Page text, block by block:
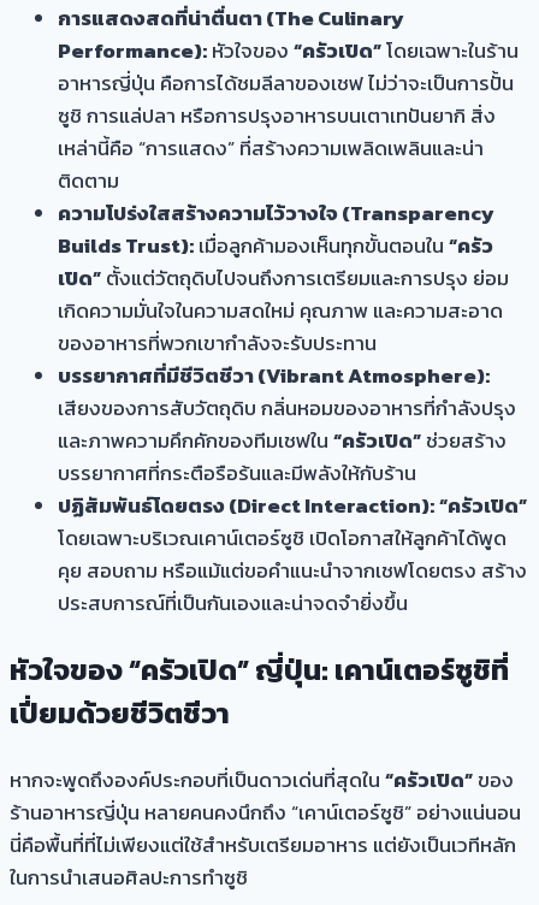
การแสดงสดที่น่าตื่นตา (The Culinary
Performance):หัวใจของ“ครัวเปิด”โดยเฉพาะในร้าน
อาหารญี่ปุ่น คือการได้ชมลีลาของเชฟ ไม่ว่าจะเป็นการปั้น
ซูชิ การแล่ปลา หรือการปรุงอาหารบนเตาเทปันยากิ สิ่ง
เหล่านี้คือ “การแสดง” ที่สร้างความเพลิดเพลินและน่า
ติดตาม
ความโปร่งใสสร้างความไว้วางใจ (Transparency
Builds Trust):เมื่อลูกค้ามองเห็นทุกขั้นตอนใน“ครัว
เปิด”ตั้งแต่วัตถุดิบไปจนถึงการเตรียมและการปรุง ย่อม
เกิดความมั่นใจในความสดใหม่ คุณภาพ และความสะอาด
ของอาหารที่พวกเขากำลังจะรับประทาน
บรรยากาศที่มีชีวิตชีวา (Vibrant Atmosphere):
เสียงของการสับวัตถุดิบ กลิ่นหอมของอาหารที่กำลังปรุง
และภาพความคึกคักของทีมเชฟใน“ครัวเปิด”ช่วยสร้าง
บรรยากาศที่กระตือรือร้นและมีพลังให้กับร้าน
ปฏิสัมพันธ์โดยตรง (Direct Interaction):“ครัวเปิด”
โดยเฉพาะบริเวณเคาน์เตอร์ซูชิ เปิดโอกาสให้ลูกค้าได้พูด
คุย สอบถาม หรือแม้แต่ขอคำแนะนำจากเชฟโดยตรง สร้าง
ประสบการณ์ที่เป็นกันเองและน่าจดจำยิ่งขึ้น
หัวใจของ “ครัวเปิด” ญี่ปุ่น: เคาน์เตอร์ซูชิที่
เปี่ยมด้วยชีวิตชีวา
หากจะพูดถึงองค์ประกอบที่เป็นดาวเด่นที่สุดใน“ครัวเปิด”ของ
ร้านอาหารญี่ปุ่น หลายคนคงนึกถึง “เคาน์เตอร์ซูชิ” อย่างแน่นอน
นี่คือพื้นที่ที่ไม่เพียงแต่ใช้สำหรับเตรียมอาหาร แต่ยังเป็นเวทีหลัก
ในการนำเสนอศิลปะการทำซูชิ